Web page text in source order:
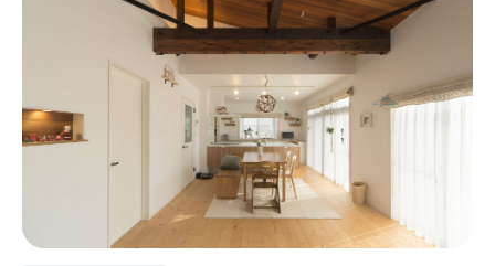
#ビフォア・アフター #戸建
#ペット #フルリノベーション
#無垢フローリング #視覚効果 #予算
#タイル #書斎
#リノベ先輩インタビュー #広みせ！